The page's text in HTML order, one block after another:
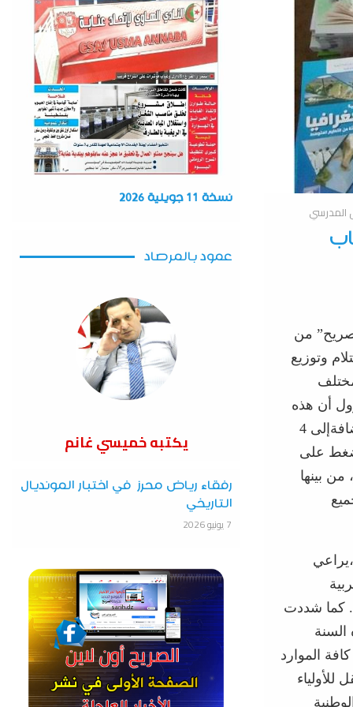
كتاب
” من
وتوزيع
أن هذه
إلى
على
من بينها
يراعي
. كما شددت
السنة
كافة الموارد
للأولياء
الوطنية
نسخة 11 جويلية 2026
عمود بالمرصاد
يكتبه خميسي غانم
رفقاء رياض محرز في اختبار المونديال
التاريخي
7 يونيو 2026